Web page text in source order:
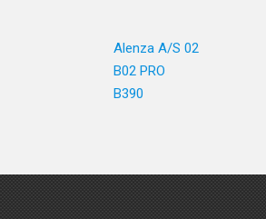
Alenza A/S 02
B02 PRO
B390